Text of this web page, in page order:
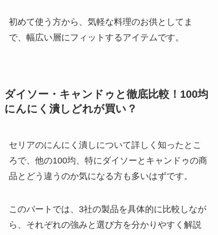
初めて使う方から、気軽な料理のお供としてま
で、幅広い層にフィットするアイテムです。
ダイソー・キャンドゥと徹底比較！100均
にんにく潰しどれが買い？
セリアのにんにく潰しについて詳しく知ったとこ
ろで、他の100均、特にダイソーとキャンドゥの商
品とどう違うのか気になる方も多いはずです。
このパートでは、3社の製品を具体的に比較しなが
ら、それぞれの強みと選び方を分かりやすく解説